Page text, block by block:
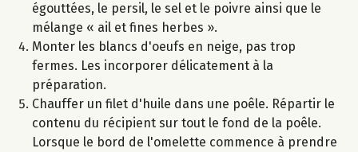
égouttées, le persil, le sel et le poivre ainsi que le
mélange « ail et fines herbes ».
Monter les blancs d'oeufs en neige, pas trop
fermes. Les incorporer délicatement à la
préparation.
Chauffer un filet d'huile dans une poêle. Répartir le
contenu du récipient sur tout le fond de la poêle.
Lorsque le bord de l'omelette commence à prendre